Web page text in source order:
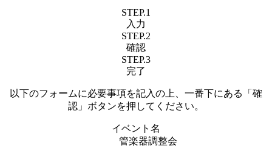
STEP.1
入力
STEP.2
確認
STEP.3
完了
以下のフォームに必要事項を記入の上、一番下にある「確
認」ボタンを押してください。
イベント名
管楽器調整会